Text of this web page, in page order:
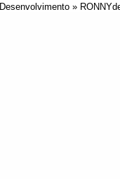
Desenvolvimento »